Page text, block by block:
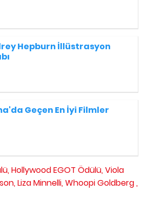
Hepburn İllüstrasyon
Geçen En İyi Filmler
Hollywood EGOT Ödülü,Viola
Liza Minnelli,Whoopi Goldberg ,